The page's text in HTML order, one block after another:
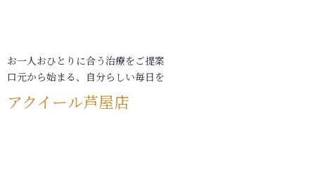
お一人おひとりに合う治療をご提案
口元から始まる、自分らしい毎日を
アクイール芦屋店